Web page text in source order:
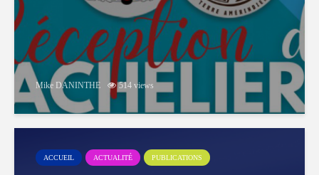
Mike DANINTHE 514 views
ACCUEIL ACTUALITÉ PUBLICATIONS